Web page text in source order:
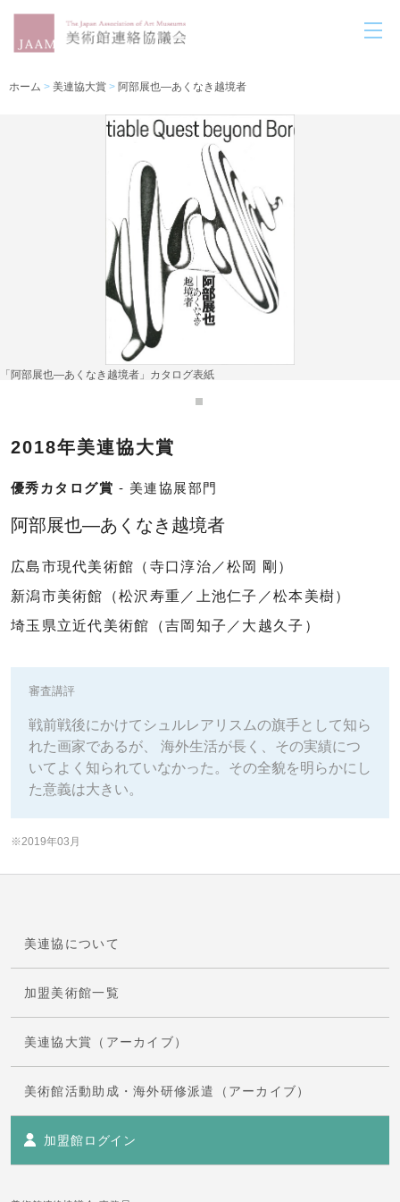
ホーム > 美連協大賞 > 阿部展也―あくなき越境者
「阿部展也―あくなき越境者」カタログ表紙
2018年美連協大賞
優秀カタログ賞 - 美連協展部門
阿部展也―あくなき越境者
広島市現代美術館（寺口淳治／松岡 剛）
新潟市美術館（松沢寿重／上池仁子／松本美樹）
埼玉県立近代美術館（吉岡知子／大越久子）
審査講評
戦前戦後にかけてシュルレアリスムの旗手として知ら
れた画家であるが、 海外生活が長く、その実績につ
いてよく知られていなかった。その全貌を明らかにし
た意義は大きい。
※2019年03月
美連協について
加盟美術館一覧
美連協大賞（アーカイブ）
美術館活動助成・海外研修派遣（アーカイブ）
加盟館ログイン